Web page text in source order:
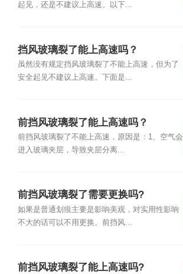
起见，还是不建议上高速。以下...
挡风玻璃裂了能上高速吗？
虽然没有规定挡风玻璃裂了不能上高速，但为了
安全起见不建议上高速。下面是...
前挡风玻璃裂了能上高速吗？
前挡风玻璃裂了不能上高速，原因是：1、空气会
进入玻璃夹层，导致夹层分离...
前挡风玻璃裂了需要更换吗?
如果是普通划痕主要是影响美观，对实用性影响
不大的话可以不用更换。前挡风...
前挡风玻璃裂了能上高速吗?